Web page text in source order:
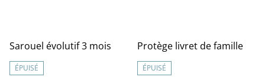
Sarouel évolutif 3 mois
ÉPUISÉ
Protège livret de famille
ÉPUISÉ